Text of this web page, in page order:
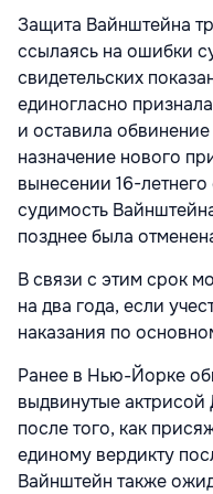
Защита Вайнштейна
ссылаясь на ошибки
свидетельских
единогласно
и оставила
назначение нового
вынесении 16-
судимость
позднее была
В связи с этим срок
на два года, если
наказания по
Ранее в Нью-Йорке
выдвинутые
после того, как
единому вердикту
Вайнштейн также